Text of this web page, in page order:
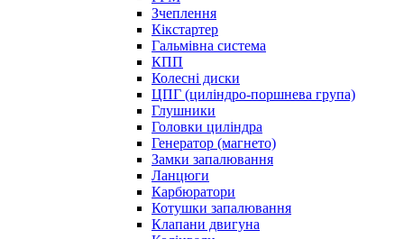
Зчеплення
Кікстартер
Гальмівна система
КПП
Колесні диски
ЦПГ (циліндро-поршнева група)
Глушники
Головки циліндра
Генератор (магнето)
Замки запалювання
Ланцюги
Карбюратори
Котушки запалювання
Клапани двигуна